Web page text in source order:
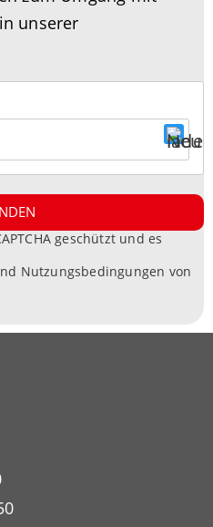
unserer
geschützt und es
Nutzungsbedingungen von